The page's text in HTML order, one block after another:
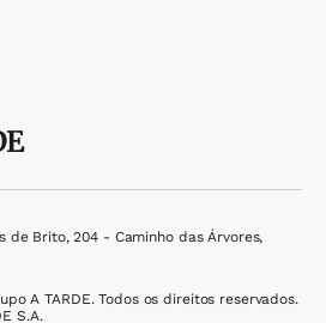
de Brito, 204 - Caminho das Árvores,
A TARDE. Todos os direitos reservados.
S.A.